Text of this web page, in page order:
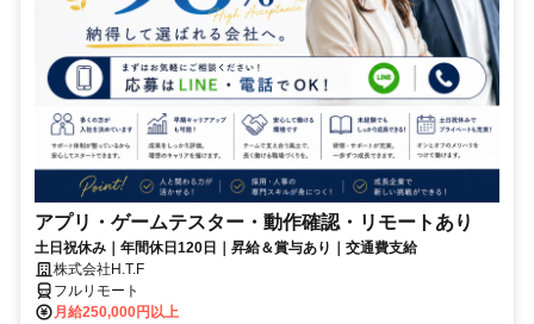
アプリ・ゲームテスター・動作確認・リモートあり
土日祝休み｜年間休日120日｜昇給＆賞与あり｜交通費支給
株式会社H.T.F
フルリモート
月給250,000円以上